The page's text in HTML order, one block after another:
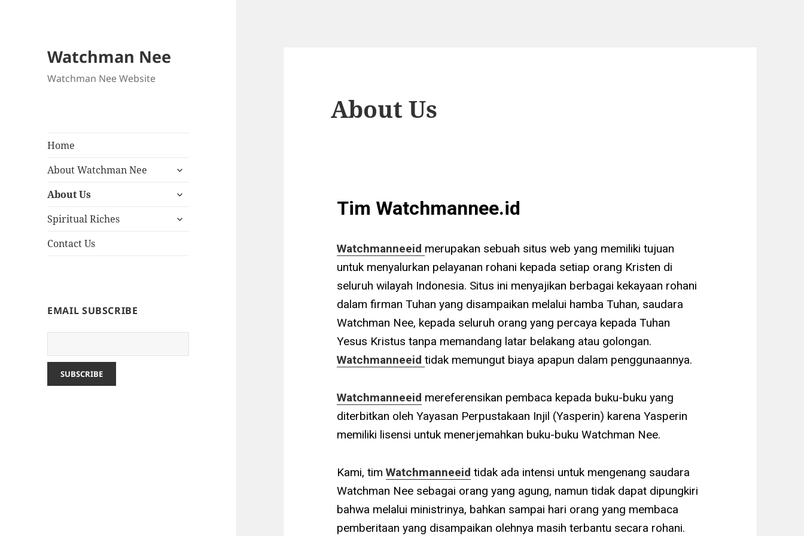
Watchman Nee
Watchman Nee Website
Home
About Watchman Nee
About Us
Spiritual Riches
Contact Us
EMAIL SUBSCRIBE
About Us
Tim Watchmannee.id
Watchmanneeid merupakan sebuah situs web yang memiliki tujuan
untuk menyalurkan pelayanan rohani kepada setiap orang Kristen di
seluruh wilayah Indonesia. Situs ini menyajikan berbagai kekayaan rohani
dalam firman Tuhan yang disampaikan melalui hamba Tuhan, saudara
Watchman Nee, kepada seluruh orang yang percaya kepada Tuhan
Yesus Kristus tanpa memandang latar belakang atau golongan.
Watchmanneeidtidak memungut biaya apapun dalam penggunaannya.
Watchmanneeid mereferensikan pembaca kepada buku-buku yang
diterbitkan oleh Yayasan Perpustakaan Injil (Yasperin) karena Yasperin
memiliki lisensi untuk menerjemahkan buku-buku Watchman Nee.
Kami, timWatchmanneeid tidak ada intensi untuk mengenang saudara
Watchman Nee sebagai orang yang agung, namun tidak dapat dipungkiri
bahwa melalui ministrinya, bahkan sampai hari orang yang membaca
pemberitaan yang disampaikan olehnya masih terbantu secara rohani.